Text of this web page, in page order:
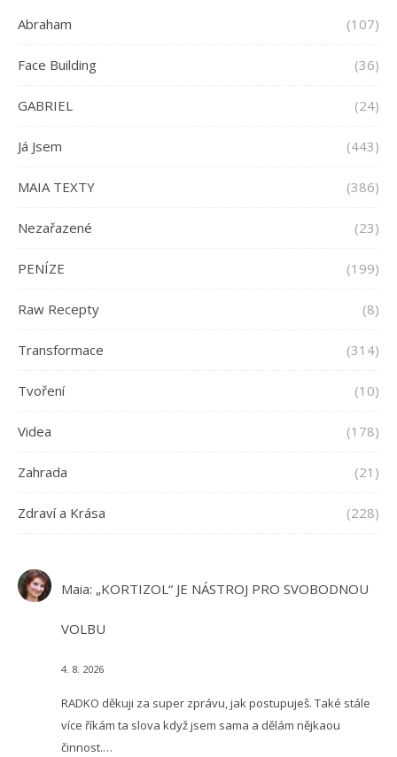
Abraham (107)
Face Building (36)
GABRIEL (24)
Já Jsem (443)
MAIA TEXTY (386)
Nezařazené (23)
PENÍZE (199)
Raw Recepty (8)
Transformace (314)
Tvoření (10)
Videa (178)
Zahrada (21)
Zdraví a Krása (228)
Maia: „KORTIZOL“ JE NÁSTROJ PRO SVOBODNOU
VOLBU
4. 8. 2026
RADKO děkuji za super zprávu, jak postupuješ. Také stále
více říkám ta slova když jsem sama a dělám nějkaou
činnost.…